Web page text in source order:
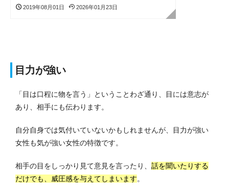
2019年08月01日 2026年01月23日
目力が強い
「目は口程に物を言う」ということわざ通り、目には意志が
あり、相手にも伝わります。
自分自身では気付いていないかもしれませんが、目力が強い
女性も気が強い女性の特徴です。
相手の目をしっかり見て意見を言ったり、 話を聞いたりする
だけでも、威圧感を与えてしまいます。